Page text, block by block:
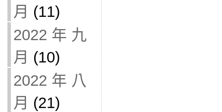
月 (11)
2022 年 九
月 (10)
2022 年 八
月 (21)